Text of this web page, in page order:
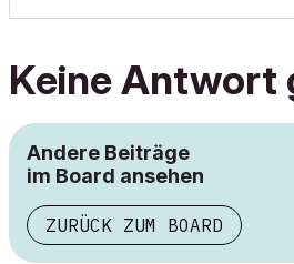
Keine Antwort
Andere Beiträge
im Board ansehen
ZURÜCK ZUM BOARD